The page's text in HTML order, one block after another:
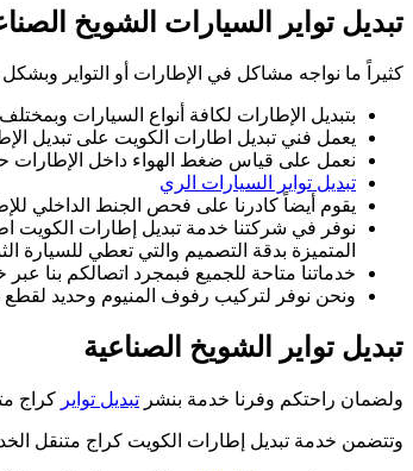
تبديل تواير السيارات الشويخ
كثيراً ما نواجه مشاكل في الإطارات أو التواير
بتبديل الإطارات لكافة أنواع السيارات
يعمل فني تبديل اطارات الكويت على تبديل
نعمل على قياس ضغط الهواء داخل الإطارات حيث تتراوح بين 30\35
تبديل تواير السيارات الري
يقوم أيضاً كادرنا على فحص الجنط الداخلي
نوفر في شركتنا خدمة تبديل إطارات الكويت
المتميزة بدقة التصميم والتي تعطي للسيارة
خدماتنا متاحة للجميع فبمجرد اتصالكم بنا
ونحن نوفر لتركيب رفوف المنيوم وحديد لقطع
تبديل تواير الشويخ الصناعية
ولضمان راحتكم وفرنا خدمة بنشر تبديل تواير كراج
وتتضمن خدمة تبديل إطارات الكويت كراج متنقل